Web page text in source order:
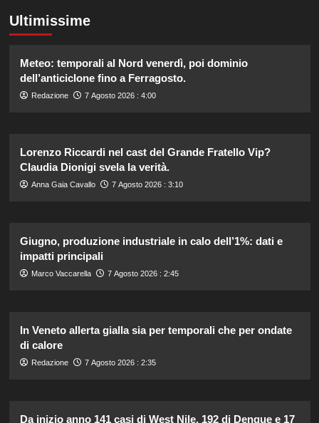
Ultimissime
Meteo: temporali al Nord venerdì, poi dominio
dell’anticiclone fino a Ferragosto.
Redazione 7 Agosto 2026 : 4:00
Lorenzo Riccardi nel cast del Grande Fratello Vip?
Claudia Dionigi svela la verità.
Anna Gaia Cavallo 7 Agosto 2026 : 3:10
Giugno, produzione industriale in calo dell’1%: dati e
impatti principali
Marco Vaccarella 7 Agosto 2026 : 2:45
In Veneto allerta gialla sia per temporali che per ondate
di calore
Redazione 7 Agosto 2026 : 2:35
Da inizio anno 141 casi di West Nile, 192 di Dengue e 17